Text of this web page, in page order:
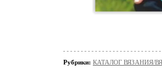
Рубрики: КАТАЛОГ ВЯЗАНИЯ/